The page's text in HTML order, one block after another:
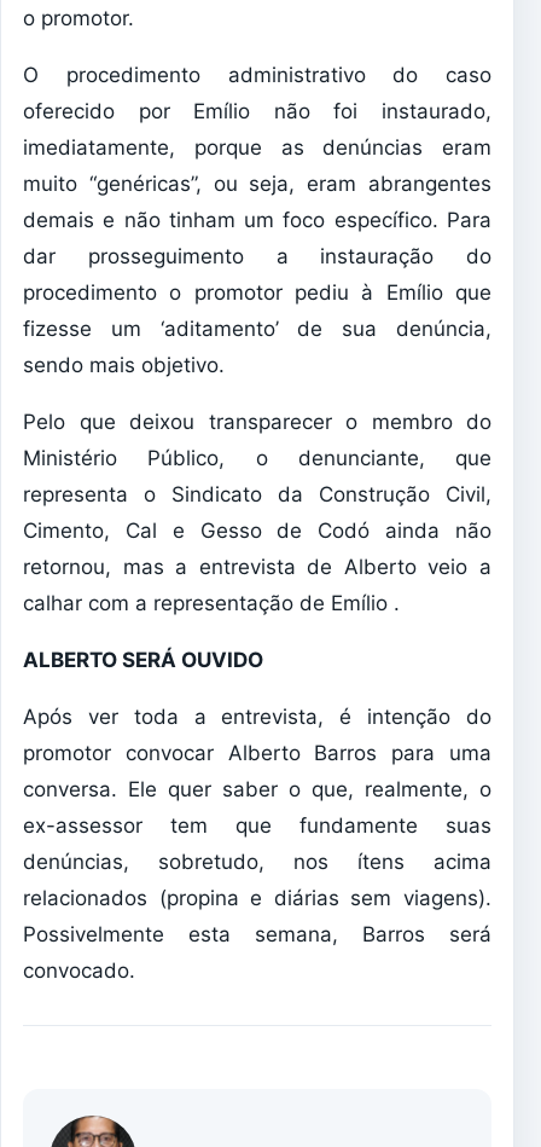
o promotor.
O procedimento administrativo do caso
oferecido por Emílio não foi instaurado,
imediatamente, porque as denúncias eram
muito “genéricas”, ou seja, eram abrangentes
demais e não tinham um foco específico. Para
dar prosseguimento a instauração do
procedimento o promotor pediu à Emílio que
fizesse um ‘aditamento’ de sua denúncia,
sendo mais objetivo.
Pelo que deixou transparecer o membro do
Ministério Público, o denunciante, que
representa o Sindicato da Construção Civil,
Cimento, Cal e Gesso de Codó ainda não
retornou, mas a entrevista de Alberto veio a
calhar com a representação de Emílio .
ALBERTO SERÁ OUVIDO
Após ver toda a entrevista, é intenção do
promotor convocar Alberto Barros para uma
conversa. Ele quer saber o que, realmente, o
ex-assessor tem que fundamente suas
denúncias, sobretudo, nos ítens acima
relacionados (propina e diárias sem viagens).
Possivelmente esta semana, Barros será
convocado.